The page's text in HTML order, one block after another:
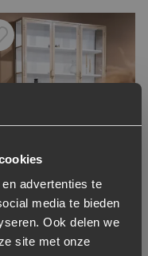
advertenties te
media te bieden
Ook delen we
site met onze
aan
van verlanglijst
Industrieel
Glas 220 x
– Zand / Wit